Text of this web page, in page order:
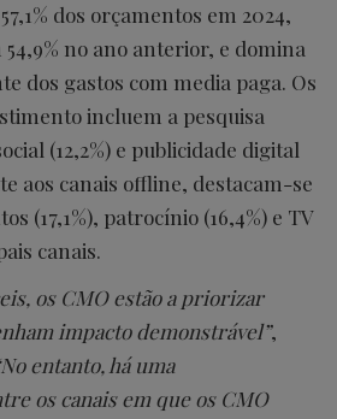
dos orçamentos em 2024,
no ano anterior, e domina
dos gastos com media paga. Os
incluem a pesquisa
(12,2%) e publicidade digital
aos canais offline, destacam-se
(17,1%), patrocínio (16,4%) e TV
canais.
os CMO estão a priorizar
impacto demonstrável”,
entanto, há uma
os canais em que os CMO